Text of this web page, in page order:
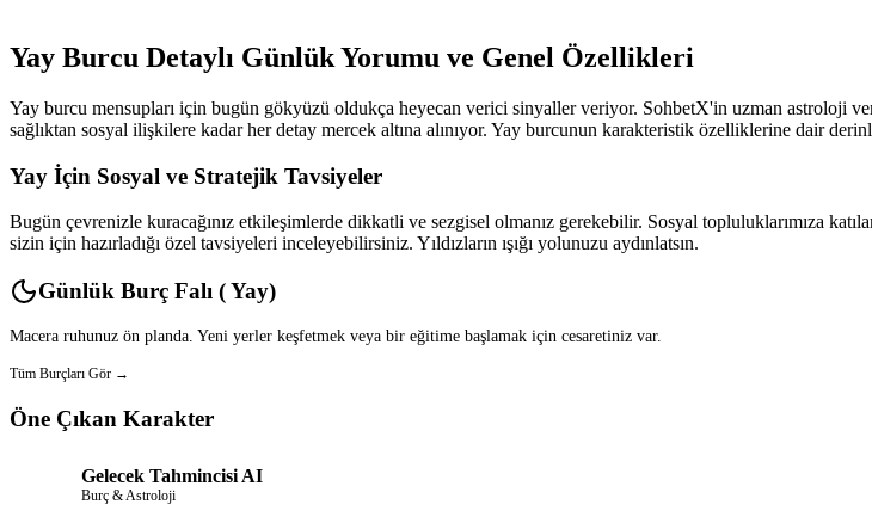
Yay Burcu Detaylı Günlük Yorumu ve Genel Özellikleri
Yay burcu mensupları için bugün gökyüzü oldukça heyecan verici sinyaller veriyor. SohbetX'in uzman astroloji
sağlıktan sosyal ilişkilere kadar her detay mercek altına alınıyor. Yay burcunun karakteristik özelliklerine dair
Yay İçin Sosyal ve Stratejik Tavsiyeler
Bugün çevrenizle kuracağınız etkileşimlerde dikkatli ve sezgisel olmanız gerekebilir. Sosyal topluluklarımıza
sizin için hazırladığı özel tavsiyeleri inceleyebilirsiniz. Yıldızların ışığı yolunuzu aydınlatsın.
Günlük Burç Falı ( Yay)
Macera ruhunuz ön planda. Yeni yerler keşfetmek veya bir eğitime başlamak için cesaretiniz var.
Tüm Burçları Gör →
Öne Çıkan Karakter
Gelecek Tahmincisi AI
Burç & Astroloji